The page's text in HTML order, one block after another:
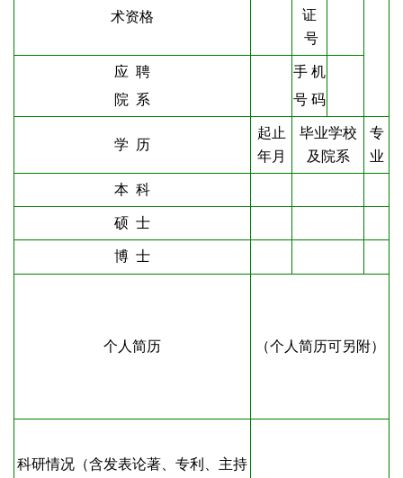
术资格
证
号
应 聘
院 系
手 机
号 码
学 历
起止
年月
毕业学校
及院系
专
业
本 科
硕 士
博 士
个人简历 （个人简历可另附）
科研情况（含发表论著、专利、主持